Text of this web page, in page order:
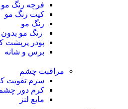
فرچه رنگ مو
کیت رنگ مو
رنگ مو
رنگ مو بدون
پودر پرپشت
برس و شانه
مراقبت چشم
سرم تقویت
کرم دور
مایع لنز